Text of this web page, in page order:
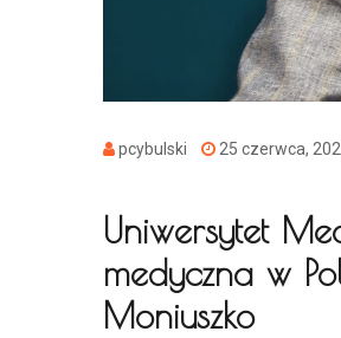
pcybulski 25 czerwca,
Uniwersytet
medyczna w
Moniuszko